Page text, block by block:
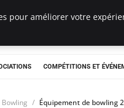
Rosiere
COMPÉTITIONS ET
Équipement de bowling
pour améliorer votre